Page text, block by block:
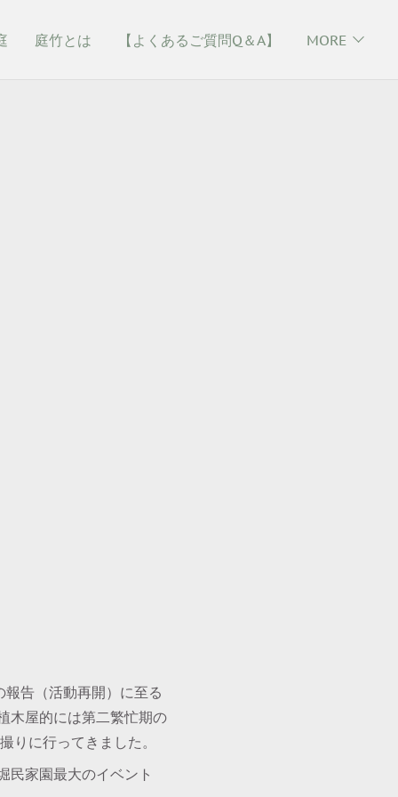
庭竹とは 【よくあるご質問Q＆A】 MORE
告（活動再開）に至る
木屋的には第二繁忙期の
に行ってきました。
民家園最大のイベント